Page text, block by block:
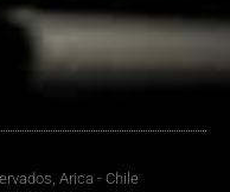
Arica - Chile